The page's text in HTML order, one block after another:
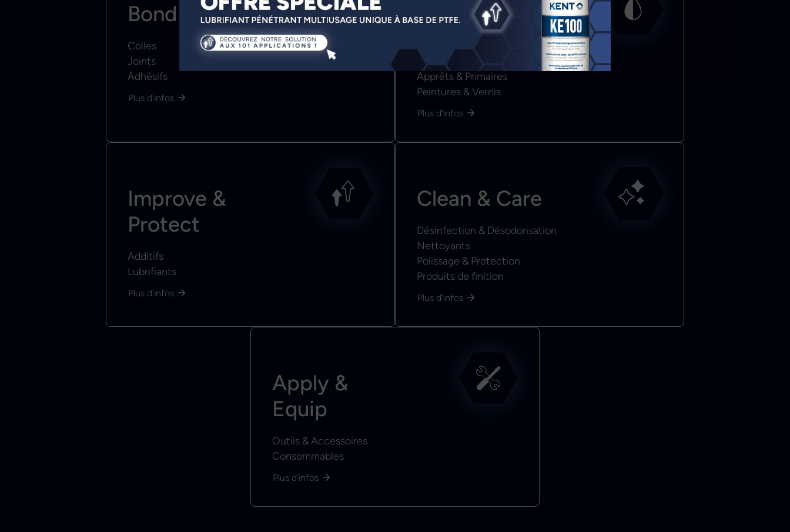
Bond & Seal
Colles
Joints
Adhésifs
Plus d'infos
Color & Coat
Revêtements
Apprêts & Primaires
Peintures & Vernis
Plus d'infos
Improve &
Protect
Additifs
Lubrifiants
Plus d'infos
Clean & Care
Désinfection & Désodorisation
Nettoyants
Polissage & Protection
Produits de finition
Plus d'infos
Apply &
Equip
Outils & Accessoires
Consommables
Plus d'infos